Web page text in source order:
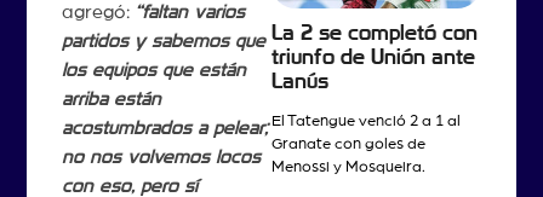
agregó: “faltan varios
partidos y sabemos que
los equipos que están
arriba están
acostumbrados a pelear;
no nos volvemos locos
con eso, pero sí
La 2 se completó con
triunfo de Unión ante
Lanús
El Tatengue venció 2 a 1 al
Granate con goles de
Menossi y Mosqueira.